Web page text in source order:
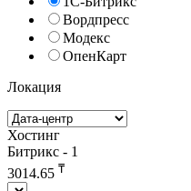
Вордпресс
Модекс
ОпенКарт
Локация
Хостинг
Битрикс - 1
3014.65 ₸